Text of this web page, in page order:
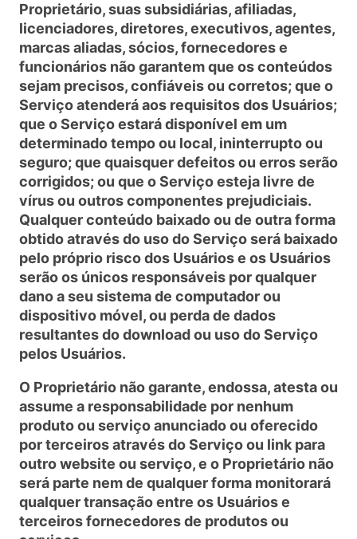
Proprietário, suas subsidiárias, afiliadas,
licenciadores, diretores, executivos, agentes,
marcas aliadas, sócios, fornecedores e
funcionários não garantem que os conteúdos
sejam precisos, confiáveis ou corretos; que o
Serviço atenderá aos requisitos dos Usuários;
que o Serviço estará disponível em um
determinado tempo ou local, ininterrupto ou
seguro; que quaisquer defeitos ou erros serão
corrigidos; ou que o Serviço esteja livre de
vírus ou outros componentes prejudiciais.
Qualquer conteúdo baixado ou de outra forma
obtido através do uso do Serviço será baixado
pelo próprio risco dos Usuários e os Usuários
serão os únicos responsáveis por qualquer
dano a seu sistema de computador ou
dispositivo móvel, ou perda de dados
resultantes do download ou uso do Serviço
pelos Usuários.
O Proprietário não garante, endossa, atesta ou
assume a responsabilidade por nenhum
produto ou serviço anunciado ou oferecido
por terceiros através do Serviço ou link para
outro website ou serviço, e o Proprietário não
será parte nem de qualquer forma monitorará
qualquer transação entre os Usuários e
terceiros fornecedores de produtos ou